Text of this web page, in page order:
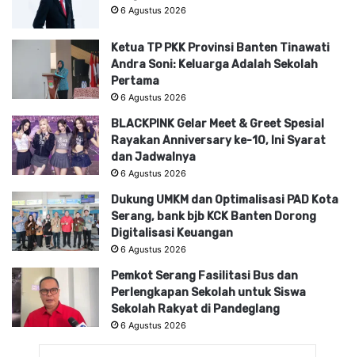
6 Agustus 2026
Ketua TP PKK Provinsi Banten Tinawati
Andra Soni: Keluarga Adalah Sekolah
Pertama
6 Agustus 2026
BLACKPINK Gelar Meet & Greet Spesial
Rayakan Anniversary ke-10, Ini Syarat
dan Jadwalnya
6 Agustus 2026
Dukung UMKM dan Optimalisasi PAD Kota
Serang, bank bjb KCK Banten Dorong
Digitalisasi Keuangan
6 Agustus 2026
Pemkot Serang Fasilitasi Bus dan
Perlengkapan Sekolah untuk Siswa
Sekolah Rakyat di Pandeglang
6 Agustus 2026